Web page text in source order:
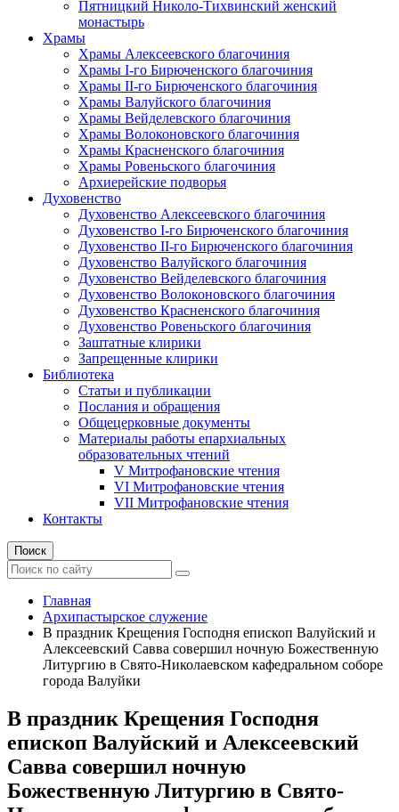
Пятницкий Николо-Тихвинский женский
монастырь
Храмы
Храмы Алексеевского благочиния
Храмы I-го Бирюченского благочиния
Храмы II-го Бирюченского благочиния
Храмы Валуйского благочиния
Храмы Вейделевского благочиния
Храмы Волоконовского благочиния
Храмы Красненского благочиния
Храмы Ровеньского благочиния
Архиерейские подворья
Духовенство
Духовенство Алексеевского благочиния
Духовенство I-го Бирюченского благочиния
Духовенство II-го Бирюченского благочиния
Духовенство Валуйского благочиния
Духовенство Вейделевского благочиния
Духовенство Волоконовского благочиния
Духовенство Красненского благочиния
Духовенство Ровеньского благочиния
Заштатные клирики
Запрещенные клирики
Библиотека
Статьи и публикации
Послания и обращения
Общецерковные документы
Материалы работы епархиальных
образовательных чтений
V Митрофановские чтения
VI Митрофановские чтения
VII Митрофановские чтения
Контакты
Поиск
Главная
Архипастырское служение
В праздник Крещения Господня епископ Валуйский и
Алексеевский Савва совершил ночную Божественную
Литургию в Свято-Николаевском кафедральном соборе
города Валуйки
В праздник Крещения Господня
епископ Валуйский и Алексеевский
Савва совершил ночную
Божественную Литургию в Свято-